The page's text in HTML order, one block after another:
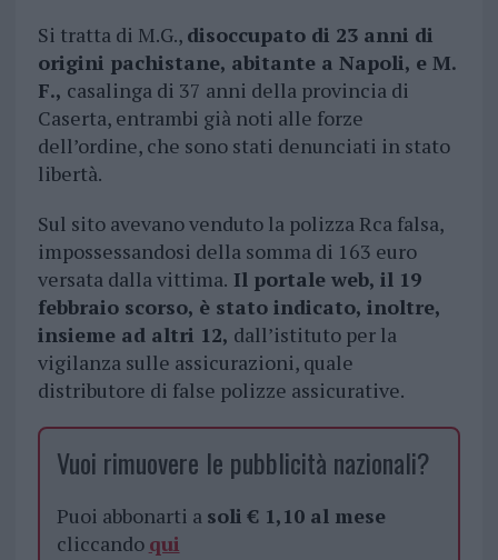
Si tratta di M.G., disoccupato di 23 anni di
origini pachistane, abitante a Napoli, e M.
F., casalinga di 37 anni della provincia di
Caserta, entrambi già noti alle forze
dell’ordine, che sono stati denunciati in stato
libertà.
Sul sito avevano venduto la polizza Rca falsa,
impossessandosi della somma di 163 euro
versata dalla vittima. Il portale web, il 19
febbraio scorso, è stato indicato, inoltre,
insieme ad altri 12, dall’istituto per la
vigilanza sulle assicurazioni, quale
distributore di false polizze assicurative.
Vuoi rimuovere le pubblicità nazionali?
Puoi abbonarti a soli € 1,10 al mese
cliccando qui